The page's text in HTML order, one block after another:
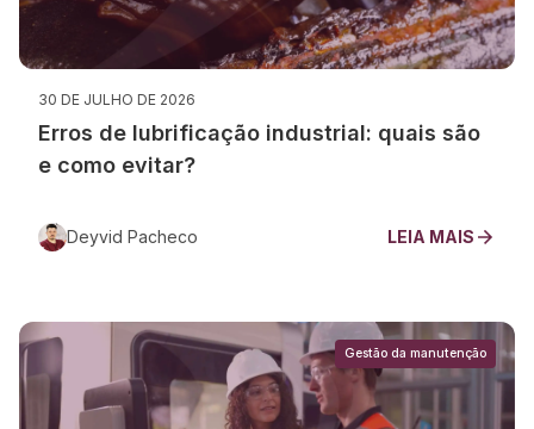
30 DE JULHO DE 2026
Erros de lubrificação industrial: quais são
e como evitar?
Deyvid Pacheco LEIA MAIS
Gestão da manutenção